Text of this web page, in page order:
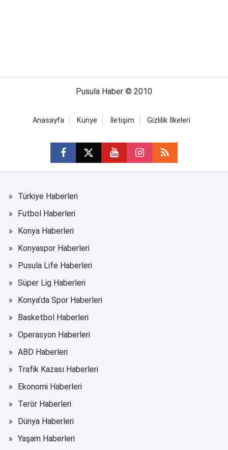
Pusula Haber © 2010
Anasayfa Künye İletişim Gizlilik İlkeleri
Türkiye Haberleri
Futbol Haberleri
Konya Haberleri
Konyaspor Haberleri
Pusula Life Haberleri
Süper Lig Haberleri
Konya'da Spor Haberleri
Basketbol Haberleri
Operasyon Haberleri
ABD Haberleri
Trafik Kazası Haberleri
Ekonomi Haberleri
Terör Haberleri
Dünya Haberleri
Yaşam Haberleri